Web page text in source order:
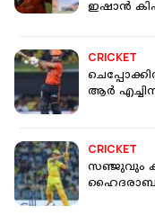
ഇഷാന്‍
CRICKET
ചെപ്പോക്കിൽ
ആർ
CRICKET
സഞ്ജുവും